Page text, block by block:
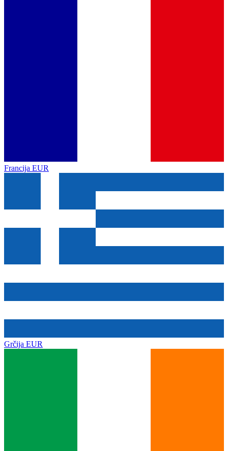
Francija EUR
Grčija EUR